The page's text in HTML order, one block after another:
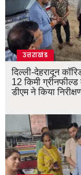
उत्तराखंड
दिल्ली-देहरादून
12 किमी ग्रीनफील्ड
डीएम ने किया